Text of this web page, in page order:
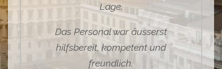
Lage.
Das Personal war äusserst
hilfsbereit, kompetent und
freundlich.